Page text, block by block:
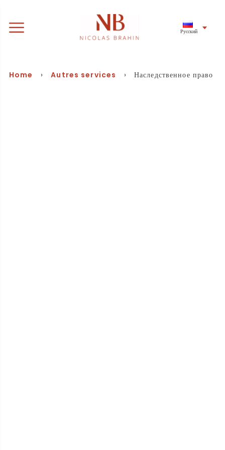
Русский
Home ›Autres services › Наследственное право